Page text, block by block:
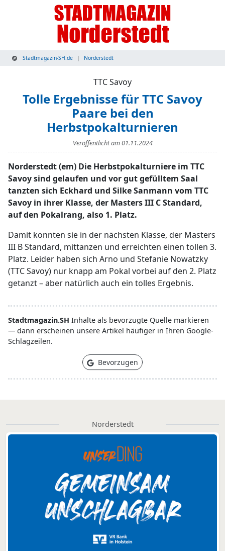
Stadtmagazin-SH.de Norderstedt
TTC Savoy
Tolle Ergebnisse für TTC Savoy
Paare bei den
Herbstpokalturnieren
Veröffentlicht am01.11.2024
Norderstedt (em) Die Herbstpokalturniere im TTC
Savoy sind gelaufen und vor gut gefülltem Saal
tanzten sich Eckhard und Silke Sanmann vom TTC
Savoy in ihrer Klasse, der Masters III C Standard,
auf den Pokalrang, also 1. Platz.
Damit konnten sie in der nächsten Klasse, der Masters
III B Standard, mittanzen und erreichten einen tollen 3.
Platz. Leider haben sich Arno und Stefanie Nowatzky
(TTC Savoy) nur knapp am Pokal vorbei auf den 2. Platz
getanzt – aber natürlich auch ein tolles Ergebnis.
Stadtmagazin.SH Inhalte als bevorzugte Quelle markieren
— dann erscheinen unsere Artikel häufiger in Ihren Google-
Schlagzeilen.
Bevorzugen
Norderstedt